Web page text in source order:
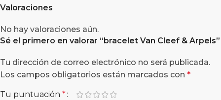
Valoraciones
No hay valoraciones aún.
Sé el primero en valorar “ bracelet Van Cleef & Arpels”
Tu dirección de correo electrónico no será publicada.
Los campos obligatorios están marcados con *
Tu puntuación *